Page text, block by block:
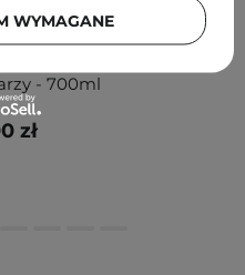
- 700ml
zł
WYMAGANE